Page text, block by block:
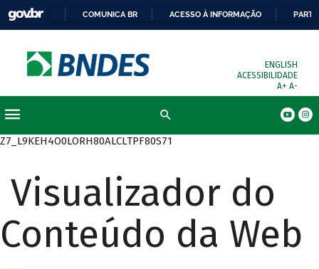
COMUNICA BR ACESSO À INFORMAÇÃO
ENGLISH
ACESSIBILIDADE
A+ A-
Z7_L9KEH4O0LORH80ALCLTPF80S71
Visualizador do
Conteúdo da Web